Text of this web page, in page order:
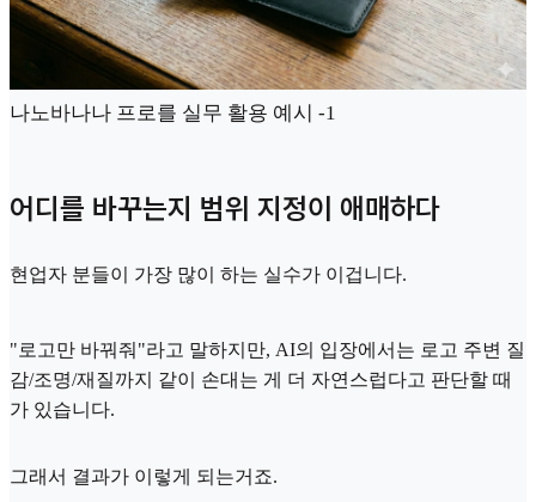
나노바나나 프로를 실무 활용 예시 -1
어디를 바꾸는지 범위 지정이 애매하다
현업자 분들이 가장 많이 하는 실수가 이겁니다.
"로고만 바꿔줘"라고 말하지만, AI의 입장에서는 로고 주변 질
감/조명/재질까지 같이 손대는 게 더 자연스럽다고 판단할 때
가 있습니다.
그래서 결과가 이렇게 되는거죠.